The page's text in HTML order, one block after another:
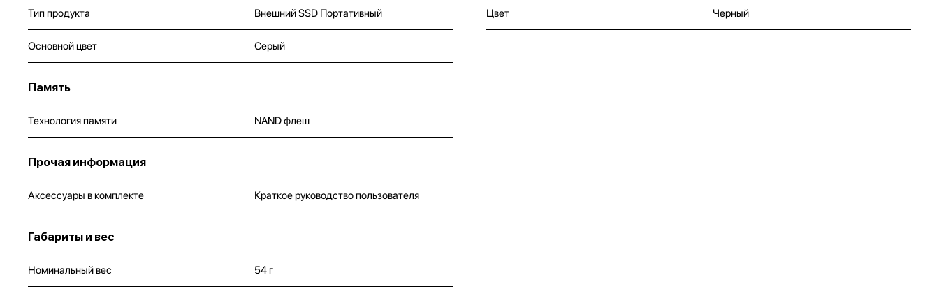
Тип продукта Внешний SSD Портативный Цвет Черный
Основной цвет Серый
Память
Технология памяти NAND флеш
Прочая информация
Аксессуары в комплекте Краткое руководство пользователя
Габариты и вес
Номинальный вес 54 г